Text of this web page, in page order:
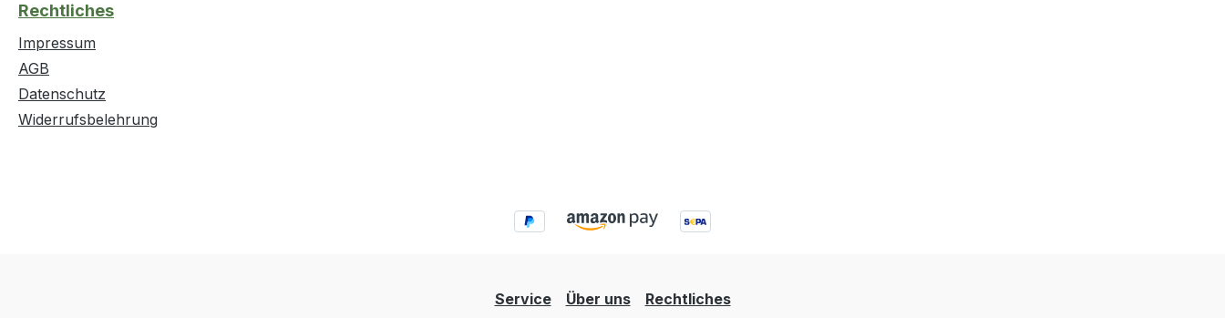
Rechtliches
Impressum
AGB
Datenschutz
Widerrufsbelehrung
Service Über uns Rechtliches